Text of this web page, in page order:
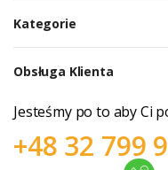
Kategorie
Obsługa Klienta
Jesteśmy po to aby Ci
+48 32 799